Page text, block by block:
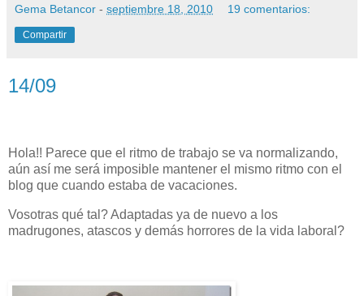
Gema Betancor - septiembre 18, 2010 19 comentarios:
Compartir
14/09
Hola!! Parece que el ritmo de trabajo se va normalizando,
aún así me será imposible mantener el mismo ritmo con el
blog que cuando estaba de vacaciones.
Vosotras qué tal? Adaptadas ya de nuevo a los
madrugones, atascos y demás horrores de la vida laboral?